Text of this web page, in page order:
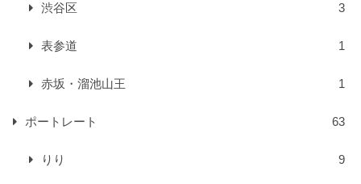
渋谷区 3
表参道 1
赤坂・溜池山王 1
ポートレート 63
りり 9